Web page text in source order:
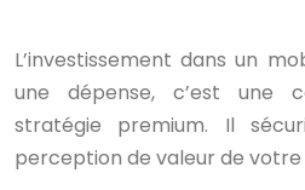
L’investissement dans un
une dépense, c’est une
stratégie premium. Il
perception de valeur de